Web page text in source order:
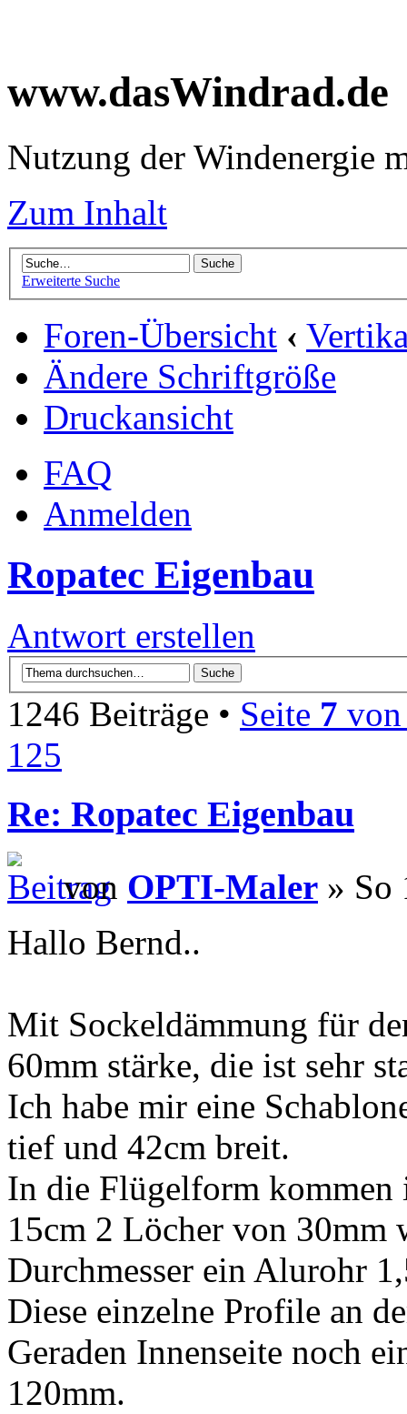
www.dasWindrad.de
Nutzung der Windenergie
Zum Inhalt
Erweiterte Suche
Foren-Übersicht ‹
Ändere Schriftgröße
Druckansicht
FAQ
Anmelden
Ropatec Eigenbau
Antwort erstellen
1246 Beiträge • Seite 7
125
Re: Ropatec Eigenbau
von OPTI-Maler » So
Hallo Bernd..
Mit Sockeldämmung für
60mm stärke, die ist sehr
Ich habe mir eine
tief und 42cm breit.
In die Flügelform
15cm 2 Löcher von 30mm
Durchmesser ein Alurohr
Diese einzelne Profile an
Geraden Innenseite noch
120mm.